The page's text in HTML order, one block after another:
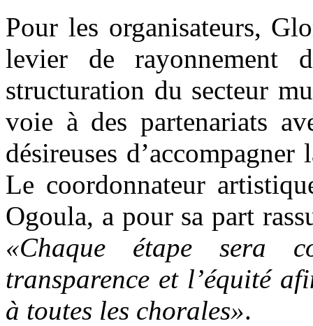
Pour les organisateurs,
levier de rayonnement
structuration du secteur
voie à des partenariats
désireuses
Le coordonnateur
Ogoula, a pour sa part
«Chaque étape sera
transparence et l’équité
à toutes les chorales».